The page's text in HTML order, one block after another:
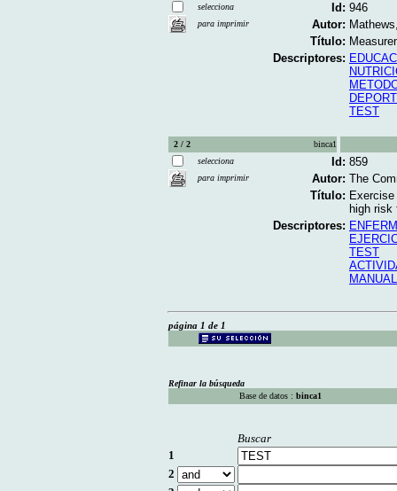
selecciona
para imprimir
Id: 946
Autor:
Título:
Descriptores:
TEST
2 / 2
binca1
selecciona
para imprimir
Id: 859
Autor: The
Título:
high risk
Descriptores:
TEST
página 1 de 1
Refinar la búsqueda
Base de datos : binca1
Buscar
1
2